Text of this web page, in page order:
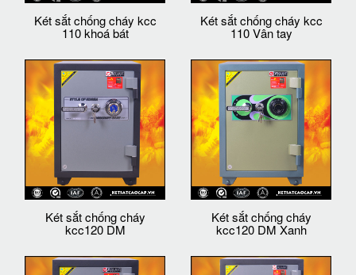
Két sắt chống cháy kcc
110 khoá bát
Két sắt chống cháy kcc
110 Vân tay
Két sắt chống cháy
kcc120 DM
Két sắt chống cháy
kcc120 DM Xanh